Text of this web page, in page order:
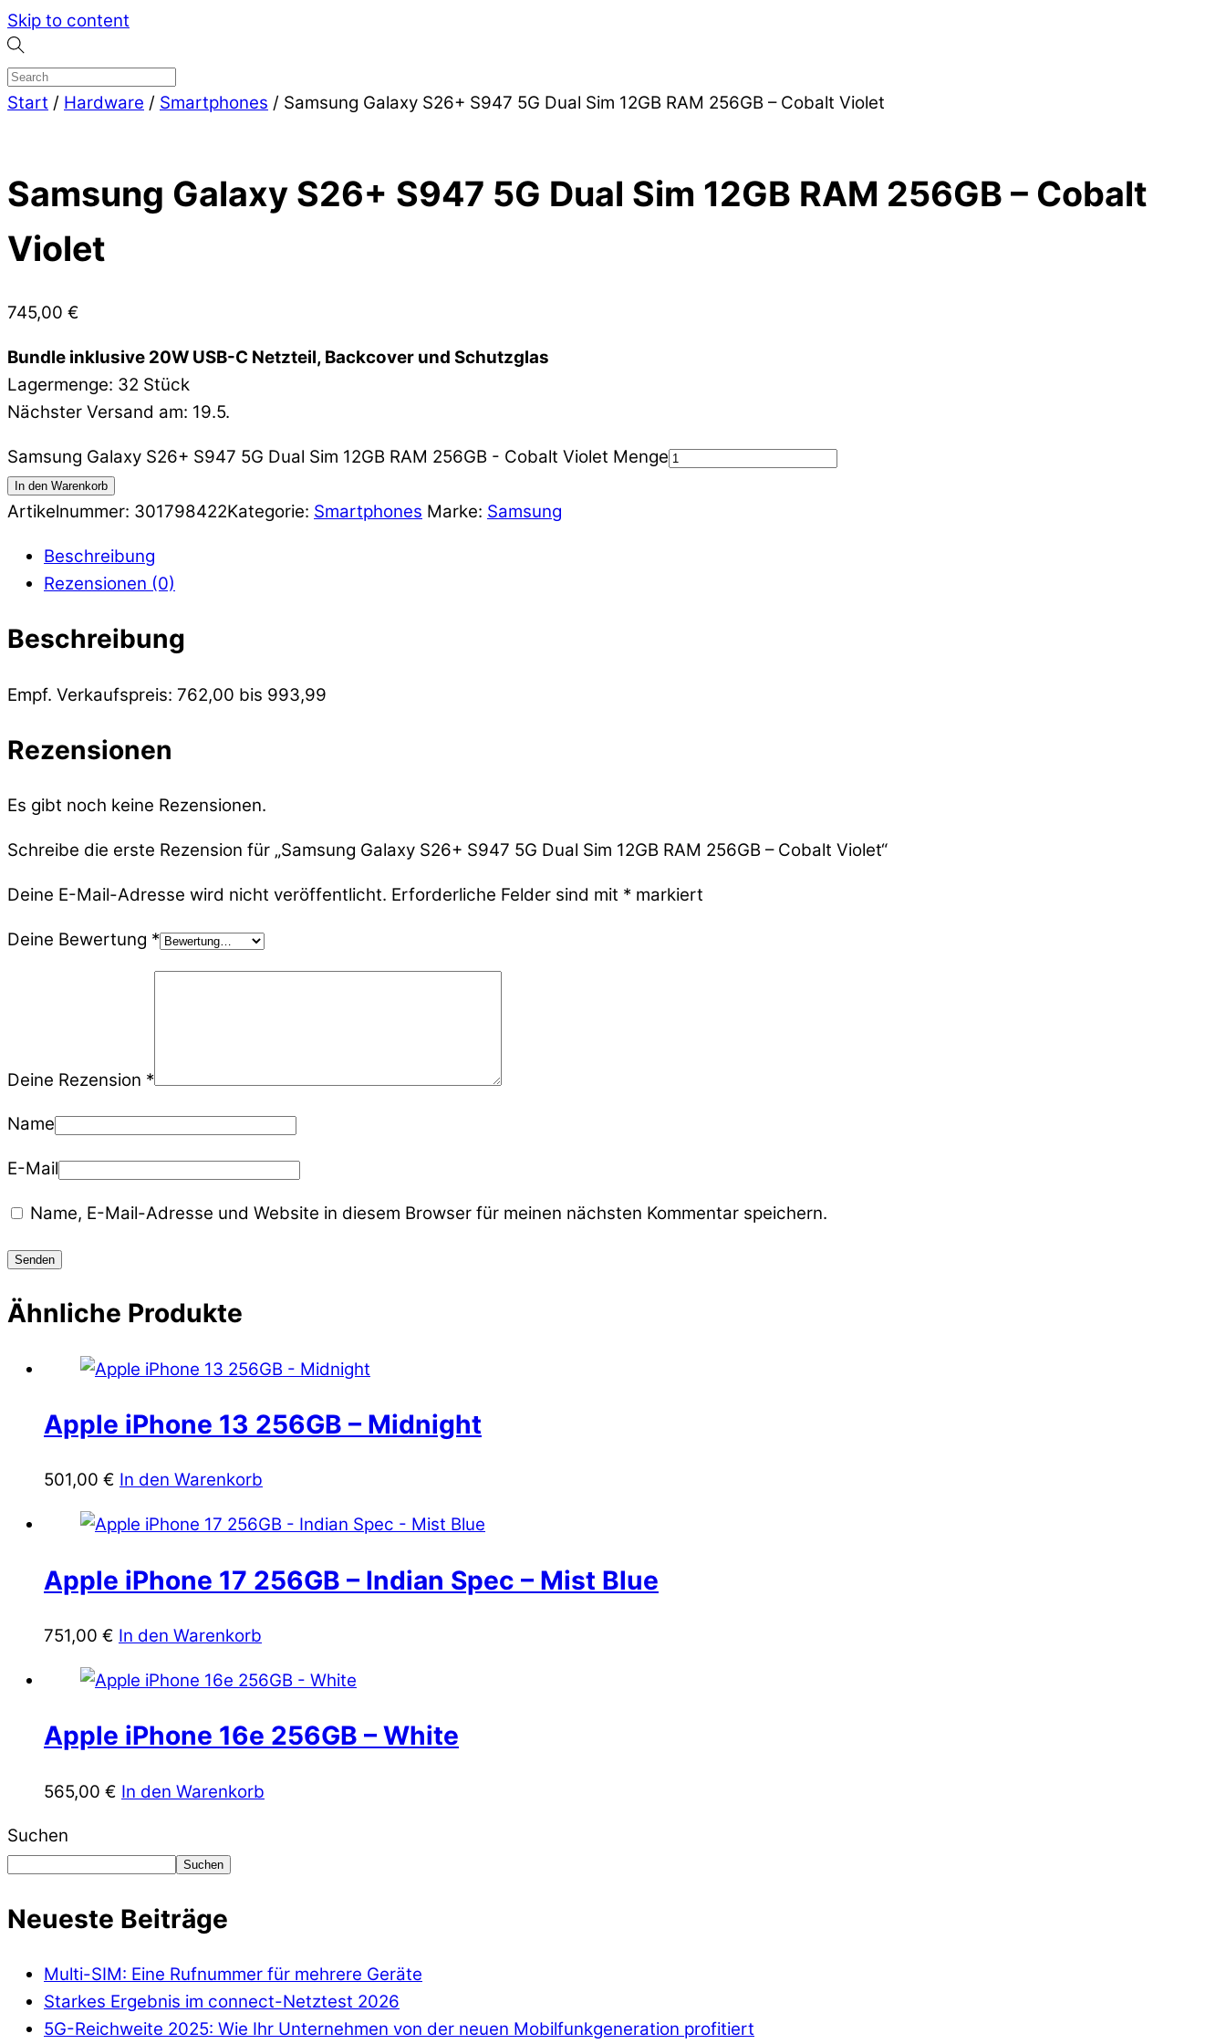
Skip to content
Start / Hardware / Smartphones / Samsung Galaxy S26+ S947 5G Dual Sim 12GB RAM 256GB – Cobalt Violet
Samsung Galaxy S26+ S947 5G Dual Sim 12GB RAM 256GB – Cobalt
Violet
745,00 €
Bundle inklusive 20W USB-C Netzteil, Backcover und Schutzglas
Lagermenge: 32 Stück
Nächster Versand am: 19.5.
Samsung Galaxy S26+ S947 5G Dual Sim 12GB RAM 256GB - Cobalt Violet Menge
In den Warenkorb
Artikelnummer: 301798422Kategorie: Smartphones Marke: Samsung
Beschreibung
Rezensionen (0)
Beschreibung
Empf. Verkaufspreis: 762,00 bis 993,99
Rezensionen
Es gibt noch keine Rezensionen.
Schreibe die erste Rezension für „Samsung Galaxy S26+ S947 5G Dual Sim 12GB RAM 256GB – Cobalt Violet“
Deine E-Mail-Adresse wird nicht veröffentlicht. Erforderliche Felder sind mit * markiert
Deine Bewertung *
Deine Rezension *
Name
E-Mail
Name, E-Mail-Adresse und Website in diesem Browser für meinen nächsten Kommentar speichern.
Ähnliche Produkte
Apple iPhone 13 256GB – Midnight
501,00 € In den Warenkorb
Apple iPhone 17 256GB – Indian Spec – Mist Blue
751,00 € In den Warenkorb
Apple iPhone 16e 256GB – White
565,00 € In den Warenkorb
Suchen
Suchen
Neueste Beiträge
Multi-SIM: Eine Rufnummer für mehrere Geräte
Starkes Ergebnis im connect-Netztest 2026
5G-Reichweite 2025: Wie Ihr Unternehmen von der neuen Mobilfunkgeneration profitiert